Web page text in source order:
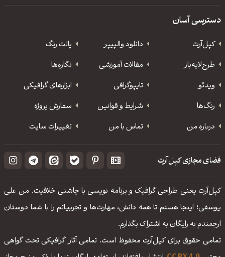
دسترسی آسان
کپل‌آرت دانلود‌ والپیپر
پالت رنگ
طرح‌لایه‌باز
مقالات آموزشی
نگاره‌ها
ویدئو
‌تایپوگرافی
ابزارهای گرافیکی
رنگ‌ها
شرایط و قوانین
سفارش پروژه
درباره من
تماس با من تغییرات سایت
فضای مجازی کپل‌آرت
کپل‌آرت یعنی طراحی گرافیک و برنامه نویسی با چاشنی خلاقیت. من علی
یوسفی؛ اینجا هستم تا همه دانش، مهارت‌‌ها و تجربیاتم را با شما دوستان
ارجمندم به رایگان به اشتراک بگذارم.
تمامی حقوق برای کپل‌آرت محفوظ است. تمامی آثار گرافیکی تحت گواهی